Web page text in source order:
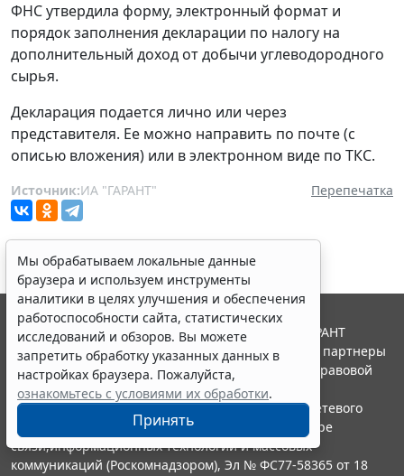
ФНС утвердила форму, электронный формат и
порядок заполнения декларации по налогу на
дополнительный доход от добычи углеводородного
сырья.
Декларация подается лично или через
представителя. Ее можно направить по почте (с
описью вложения) или в электронном виде по ТКС.
Источник:ИА "ГАРАНТ" Перепечатка
Мы обрабатываем локальные данные
браузера и используем инструменты
аналитики в целях улучшения и обеспечения
работоспособности сайта, статистических
исследований и обзоров. Вы можете
запретить обработку указанных данных в
настройках браузера. Пожалуйста,
ознакомьтесь с условиями их обработки.
Принять
© ООО "НПП "ГАРАНТ-СЕРВИС", 2026. Система ГАРАНТ
выпускается с 1990 года. Компания "Гарант" и ее партнеры
являются участниками Российской ассоциации правовой
информации ГАРАНТ.
Портал ГАРАНТ.РУ зарегистрирован в качестве сетевого
издания Федеральной службой по надзору в сфере
связи,информационных технологий и массовых
коммуникаций (Роскомнадзором), Эл № ФС77-58365 от 18